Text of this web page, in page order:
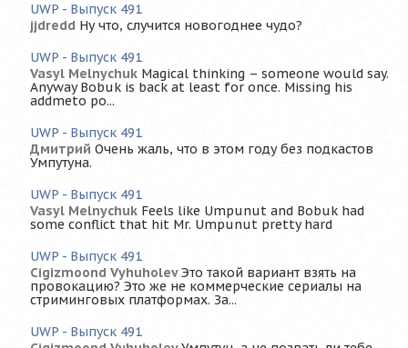
UWP - Выпуск 491
jjdredd Ну что, случится новогоднее чудо?
UWP - Выпуск 491
Vasyl Melnychuk Magical thinking – someone would say.
Anyway Bobuk is back at least for once. Missing his
addmeto po...
UWP - Выпуск 491
Дмитрий Очень жаль, что в этом году без подкастов
Умпутуна.
UWP - Выпуск 491
Vasyl Melnychuk Feels like Umpunut and Bobuk had
some conflict that hit Mr. Umpunut pretty hard
UWP - Выпуск 491
Cigizmoond Vyhuholev Это такой вариант взять на
провокацию? Это же не коммерческие сериалы на
стриминговых платформах. За...
UWP - Выпуск 491